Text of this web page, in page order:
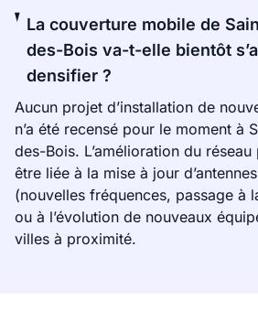
La couverture mobile de
des-Bois va-t-elle bientôt
densifier ?
Aucun projet d’installation de
n’a été recensé pour le moment à
des-Bois. L’amélioration du
être liée à la mise à jour
(nouvelles fréquences, passage à
ou à l’évolution de nouveaux
villes à proximité.